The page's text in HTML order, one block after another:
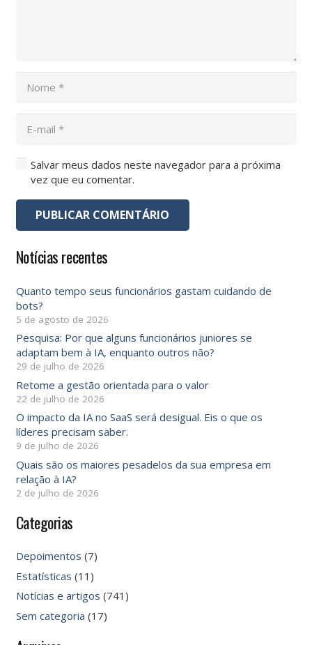
Salvar meus dados neste navegador para a próxima
vez que eu comentar.
PUBLICAR COMENTÁRIO
Notícias recentes
Quanto tempo seus funcionários gastam cuidando de
bots?
5 de agosto de 2026
Pesquisa: Por que alguns funcionários juniores se
adaptam bem à IA, enquanto outros não?
29 de julho de 2026
Retome a gestão orientada para o valor
22 de julho de 2026
O impacto da IA ​​no SaaS será desigual. Eis o que os
líderes precisam saber.
9 de julho de 2026
Quais são os maiores pesadelos da sua empresa em
relação à IA?
2 de julho de 2026
Categorias
Depoimentos (7)
Estatísticas (11)
Notícias e artigos (741)
Sem categoria (17)